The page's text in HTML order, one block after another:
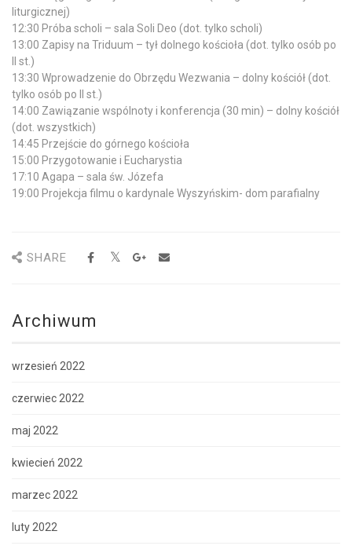
liturgicznej)
12:30 Próba scholi – sala Soli Deo (dot. tylko scholi)
13:00 Zapisy na Triduum – tył dolnego kościoła (dot. tylko osób po
II st.)
13:30 Wprowadzenie do Obrzędu Wezwania – dolny kościół (dot.
tylko osób po II st.)
14:00 Zawiązanie wspólnoty i konferencja (30 min) – dolny kościół
(dot. wszystkich)
14:45 Przejście do górnego kościoła
15:00 Przygotowanie i Eucharystia
17:10 Agapa – sala św. Józefa
19:00 Projekcja filmu o kardynale Wyszyńskim- dom parafialny
SHARE
Archiwum
wrzesień 2022
czerwiec 2022
maj 2022
kwiecień 2022
marzec 2022
luty 2022